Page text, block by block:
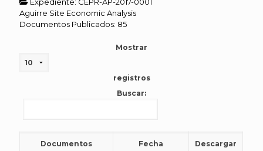
Aguirre Site Economic Analysis
Documentos Publicados: 85
Mostrar
registros
Buscar:
Documentos Fecha Descargar